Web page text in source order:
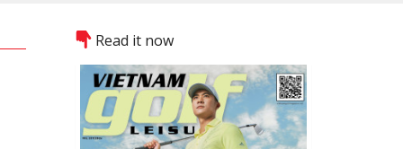
Read it now